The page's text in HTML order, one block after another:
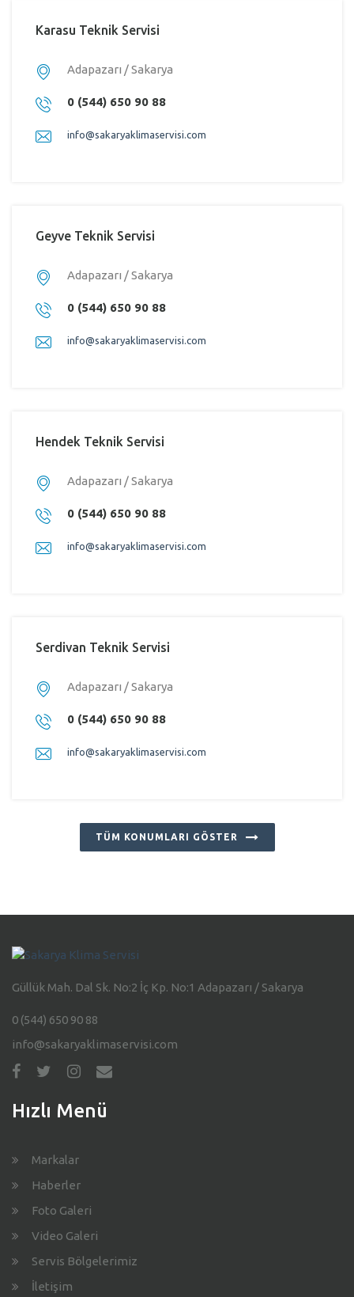
Karasu Teknik Servisi
Adapazarı / Sakarya
0 (544) 650 90 88
info@sakaryaklimaservisi.com
Geyve Teknik Servisi
Adapazarı / Sakarya
0 (544) 650 90 88
info@sakaryaklimaservisi.com
Hendek Teknik Servisi
Adapazarı / Sakarya
0 (544) 650 90 88
info@sakaryaklimaservisi.com
Serdivan Teknik Servisi
Adapazarı / Sakarya
0 (544) 650 90 88
info@sakaryaklimaservisi.com
TÜM KONUMLARI GÖSTER
Güllük Mah. Dal Sk. No:2 İç Kp. No:1 Adapazarı / Sakarya
0 (544) 650 90 88
info@sakaryaklimaservisi.com
Hızlı Menü
Markalar
Haberler
Foto Galeri
Video Galeri
Servis Bölgelerimiz
İletişim